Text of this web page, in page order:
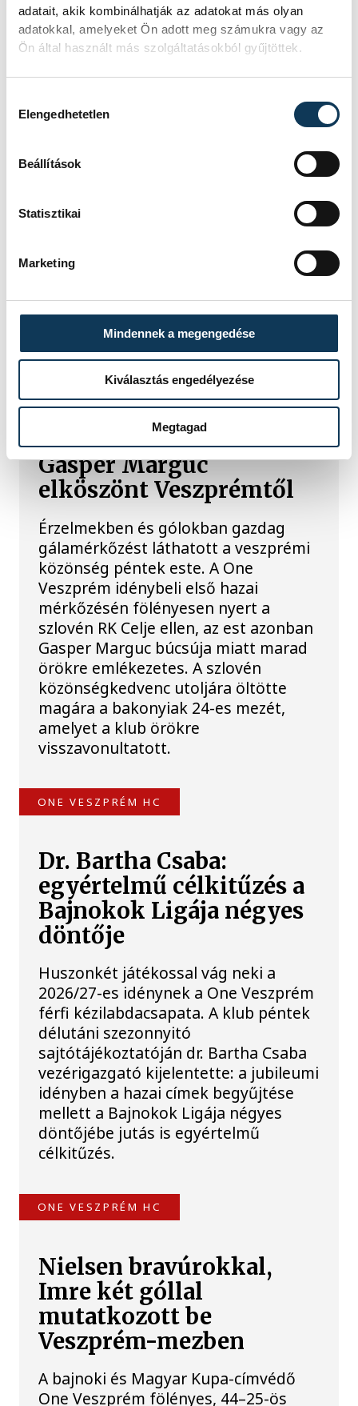
adatait, akik kombinálhatják az adatokat más olyan
adatokkal, amelyeket Ön adott meg számukra vagy az
Ön által használt más szolgáltatásokból gyűjtöttek.
Elengedhetetlen
Beállítások
Statisztikai
Marketing
Mindennek a megengedése
Kiválasztás engedélyezése
Megtagad
SOROZAT FÉRFI KÉZILABDA NB I,
HAZAI
OTP BANK-PICK SZEGED
HELYSZÍN
EREDMÉNY
RÉSZLETEK
TOVÁBBI CIKKEK
ONE VESZPRÉM HC
A gólok mellett a
könnyek is potyogtak –
Gasper Marguc
elköszönt Veszprémtől
Érzelmekben és gólokban gazdag
gálamérkőzést láthatott a veszprémi
közönség péntek este. A One
Veszprém idénybeli első hazai
mérkőzésén fölényesen nyert a
szlovén RK Celje ellen, az est azonban
Gasper Marguc búcsúja miatt marad
örökre emlékezetes. A szlovén
közönségkedvenc utoljára öltötte
magára a bakonyiak 24-es mezét,
amelyet a klub örökre
visszavonultatott.
ONE VESZPRÉM HC
Dr. Bartha Csaba:
egyértelmű célkitűzés a
Bajnokok Ligája négyes
döntője
Huszonkét játékossal vág neki a
2026/27-es idénynek a One Veszprém
férfi kézilabdacsapata. A klub péntek
délutáni szezonnyitó
sajtótájékoztatóján dr. Bartha Csaba
vezérigazgató kijelentette: a jubileumi
idényben a hazai címek begyűjtése
mellett a Bajnokok Ligája négyes
döntőjébe jutás is egyértelmű
célkitűzés.
ONE VESZPRÉM HC
Nielsen bravúrokkal,
Imre két góllal
mutatkozott be
Veszprém-mezben
A bajnoki és Magyar Kupa-címvédő
One Veszprém fölényes, 44–25-ös